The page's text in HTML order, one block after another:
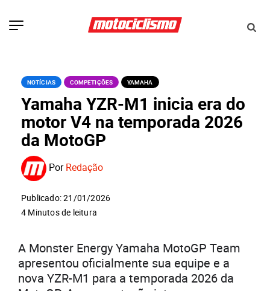
NOTÍCIAS COMPETIÇÕES YAMAHA
Yamaha YZR-M1 inicia era do
motor V4 na temporada 2026
da MotoGP
PorRedação
Publicado: 21/01/2026
4 Minutos de leitura
A Monster Energy Yamaha MotoGP Team
apresentou oficialmente sua equipe e a
nova YZR-M1 para a temporada 2026 da